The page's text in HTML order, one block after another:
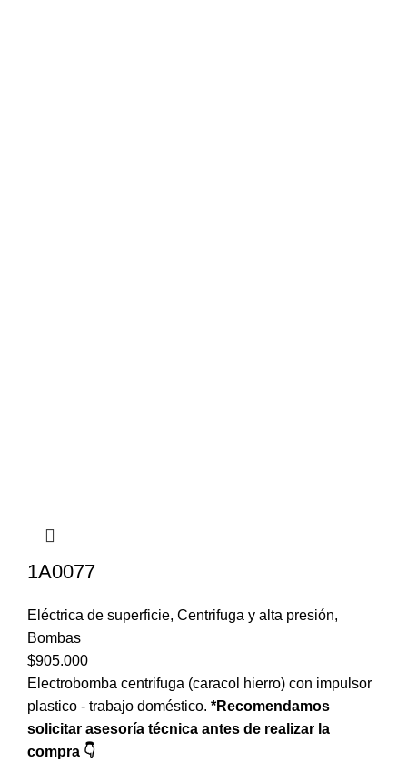
1A0077
Eléctrica de superficie, Centrifuga y alta presión,
Bombas
$905.000
Electrobomba centrifuga (caracol hierro) con impulsor
plastico - trabajo doméstico. *Recomendamos
solicitar asesoría técnica antes de realizar la
compra 👇